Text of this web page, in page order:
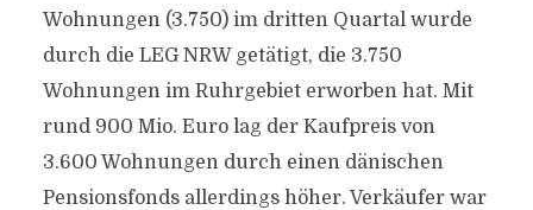
Wohnungen (3.750) im dritten Quartal wurde
durch die LEG NRW getätigt, die 3.750
Wohnungen im Ruhrgebiet erworben hat. Mit
rund 900 Mio. Euro lag der Kaufpreis von
3.600 Wohnungen durch einen dänischen
Pensionsfonds allerdings höher. Verkäufer war